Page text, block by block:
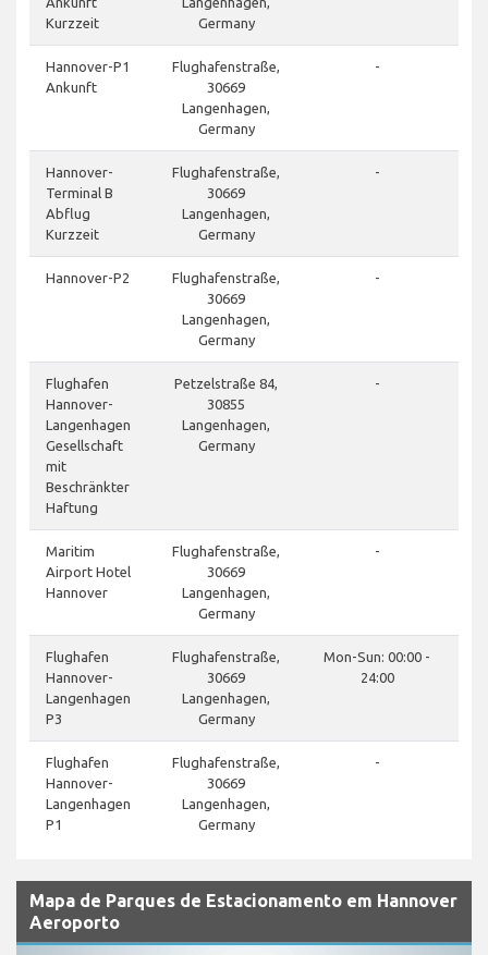
Kurzzeit
Germany
Hannover-P1
Ankunft
Flughafenstraße,
30669
Langenhagen,
Germany
-
Hannover-
Terminal B
Abflug
Kurzzeit
Flughafenstraße,
30669
Langenhagen,
Germany
-
Hannover-P2
Flughafenstraße,
30669
Langenhagen,
Germany
-
Flughafen
Hannover-
Langenhagen
Gesellschaft
mit
Beschränkter
Haftung
Petzelstraße 84,
30855
Langenhagen,
Germany
-
Maritim
Airport Hotel
Hannover
Flughafenstraße,
30669
Langenhagen,
Germany
-
Flughafen
Hannover-
Langenhagen
P3
Flughafenstraße,
30669
Langenhagen,
Germany
Mon-Sun: 00:00 -
24:00
Flughafen
Hannover-
Langenhagen
P1
Flughafenstraße,
30669
Langenhagen,
Germany
-
Mapa de Parques de Estacionamento em Hannover
Aeroporto